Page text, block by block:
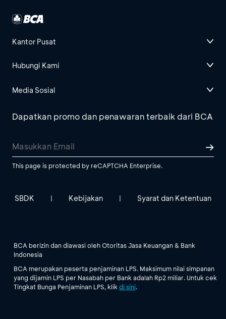
Kantor Pusat
Hubungi Kami
Media Sosial
Dapatkan promo dan penawaran terbaik dari BCA
This page is protected by reCAPTCHA Enterprise.
SBDK | Kebijakan | Syarat dan Ketentuan
BCA berizin dan diawasi oleh Otoritas Jasa Keuangan & Bank
Indonesia
BCA merupakan peserta penjaminan LPS. Maksimum nilai simpanan
yang dijamin LPS per Nasabah per Bank adalah Rp2 miliar. Untuk cek
Tingkat Bunga Penjaminan LPS, klik di sini.